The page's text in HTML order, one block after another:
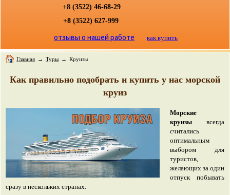
+8 (3522) 46-68-29
+8 (3522) 627-999
отзывы о нашей работе как купить
Главная → Туры → Круизы
Как правильно подобрать и купить у нас морской
круиз
Морские
круизы всегда
считались
оптимальным
выбором для
туристов,
желающих за один
отпуск побывать
сразу в нескольких странах.